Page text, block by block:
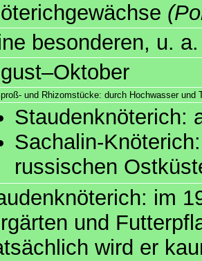
besonderen, u.
und Rhizomstücke: durch Hochwasser und
Staudenknöterich:
Sachalin-
russischen
im
und
wird er